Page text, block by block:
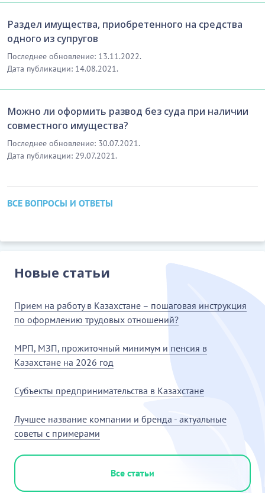
Раздел имущества, приобретенного на средства
одного из супругов
Последнее обновление: 13.11.2022.
Дата публикации: 14.08.2021.
Можно ли оформить развод без суда при наличии
совместного имущества?
Последнее обновление: 30.07.2021.
Дата публикации: 29.07.2021.
ВСЕ ВОПРОСЫ И ОТВЕТЫ
Новые статьи
Прием на работу в Казахстане – пошаговая инструкция
по оформлению трудовых отношений?
МРП, МЗП, прожиточный минимум и пенсия в
Казахстане на 2026 год
Субъекты предпринимательства в Казахстане
Лучшее название компании и бренда - актуальные
советы с примерами
Все статьи